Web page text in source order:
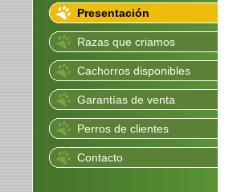
Presentación
Razas que criamos
Cachorros disponibles
Garantías de venta
Perros de clientes
Contacto